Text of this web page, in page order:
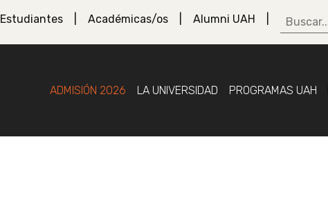
Estudiantes Académicas/os Alumni UAH
ADMISIÓN 2026 LA UNIVERSIDAD PROGRAMAS UAH